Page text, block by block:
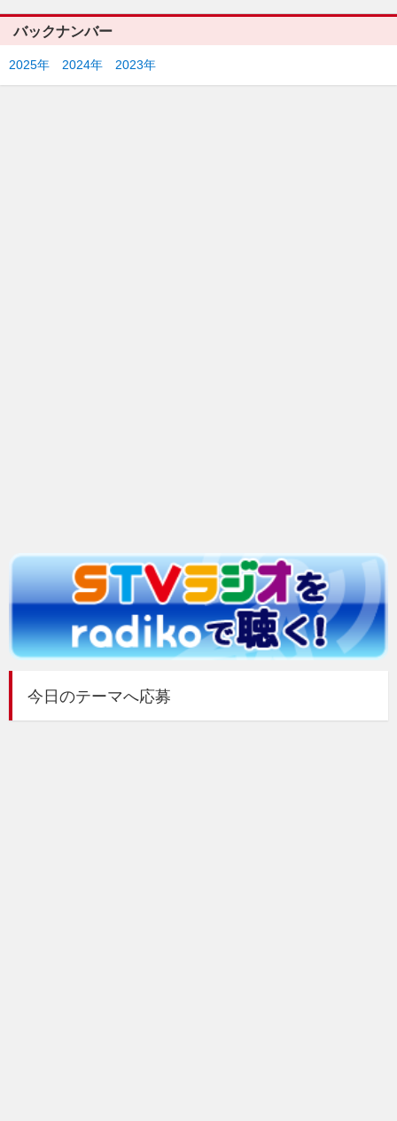
バックナンバー
2025年 2024年 2023年
今日のテーマへ応募